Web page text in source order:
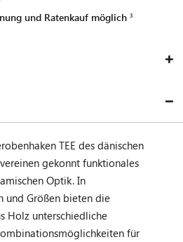
und Ratenkauf möglich
TEE des dänischen
gekonnt funktionales
Optik. In
und Größen bieten die
Holz unterschiedliche
für